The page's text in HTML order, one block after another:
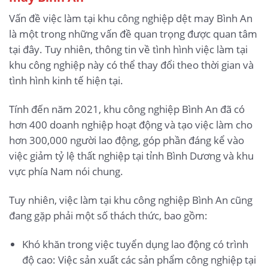
Vấn đề việc làm tại khu công nghiệp dệt may Bình An
là một trong những vấn đề quan trọng được quan tâm
tại đây. Tuy nhiên, thông tin về tình hình việc làm tại
khu công nghiệp này có thể thay đổi theo thời gian và
tình hình kinh tế hiện tại.
Tính đến năm 2021, khu công nghiệp Bình An đã có
hơn 400 doanh nghiệp hoạt động và tạo việc làm cho
hơn 300,000 người lao động, góp phần đáng kể vào
việc giảm tỷ lệ thất nghiệp tại tỉnh Bình Dương và khu
vực phía Nam nói chung.
Tuy nhiên, việc làm tại khu công nghiệp Bình An cũng
đang gặp phải một số thách thức, bao gồm:
Khó khăn trong việc tuyển dụng lao động có trình
độ cao: Việc sản xuất các sản phẩm công nghiệp tại